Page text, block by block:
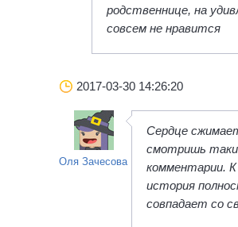
родственнице, на
совсем не нравится
2017-03-30 14:26:20
Оля Зачесова
Сердце
смотришь
комментарии.
история
совпадает со